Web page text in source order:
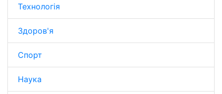
Технологія
Здоров'я
Спорт
Наука